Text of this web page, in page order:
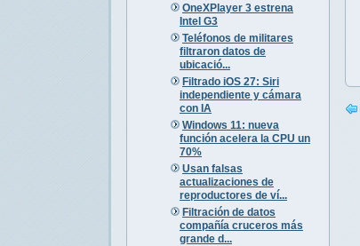
OneXPlayer 3 estrena
Intel G3
Teléfonos de militares
filtraron datos de
ubicació...
Filtrado iOS 27: Siri
independiente y cámara
con IA
Windows 11: nueva
función acelera la CPU un
70%
Usan falsas
actualizaciones de
reproductores de ví...
Filtración de datos
compañía cruceros más
grande d...